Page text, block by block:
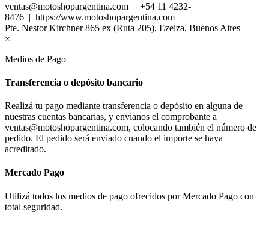
ventas@motoshopargentina.com | +54 11 4232-
8476 | https://www.motoshopargentina.com
Pte. Nestor Kirchner 865 ex (Ruta 205), Ezeiza, Buenos Aires
×
Medios de Pago
Transferencia o depósito bancario
Realizá tu pago mediante transferencia o depósito en alguna de
nuestras cuentas bancarias, y envianos el comprobante a
ventas@motoshopargentina.com, colocando también el número de
pedido. El pedido será enviado cuando el importe se haya
acreditado.
Mercado Pago
Utilizá todos los medios de pago ofrecidos por Mercado Pago con
total seguridad.